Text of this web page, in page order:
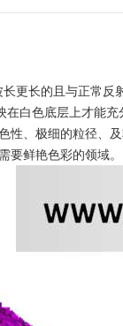
更长的且与正常
白色底层上才能
性、极细的粒径、
要鲜艳色彩的领域。